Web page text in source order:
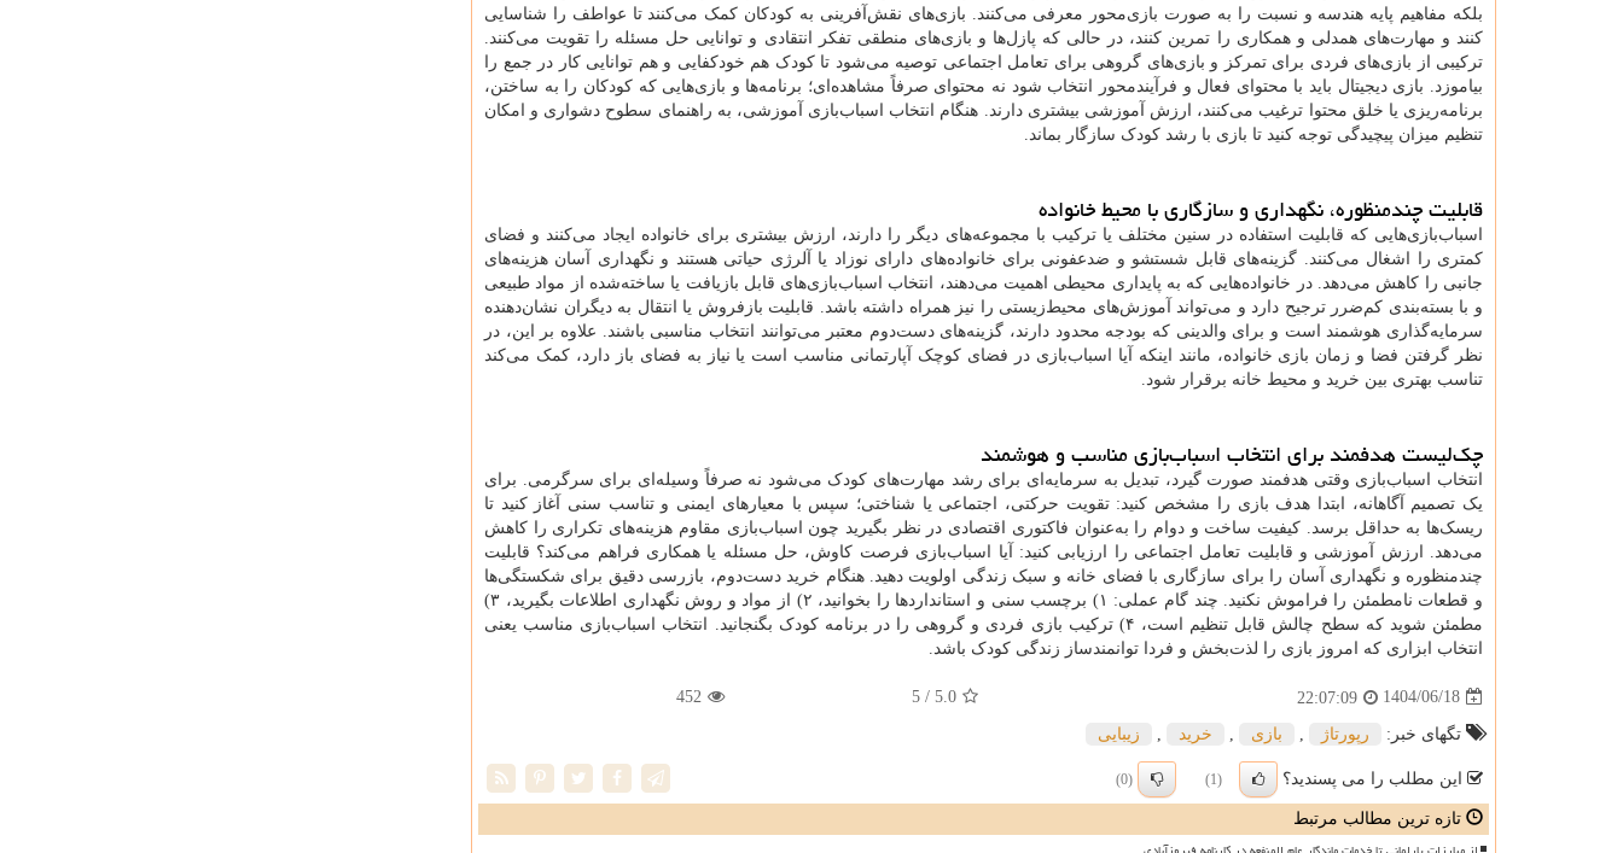
بلکه مفاهیم پایه هندسه و نسبت را به صورت بازی‌محور معرفی می‌کنند. بازی‌های نقش‌آفرینی به کودکان کمک می‌کنند تا عواطف را شناسایی
کنند و مهارت‌های همدلی و همکاری را تمرین کنند، در حالی که پازل‌ها و بازی‌های منطقی تفکر انتقادی و توانایی حل مسئله را تقویت می‌کنند.
ترکیبی از بازی‌های فردی برای تمرکز و بازی‌های گروهی برای تعامل اجتماعی توصیه می‌شود تا کودک هم خودکفایی و هم توانایی کار در جمع را
بیاموزد. بازی دیجیتال باید با محتوای فعال و فرآیندمحور انتخاب شود نه محتوای صرفاً مشاهده‌ای؛ برنامه‌ها و بازی‌هایی که کودکان را به ساختن،
برنامه‌ریزی یا خلق محتوا ترغیب می‌کنند، ارزش آموزشی بیشتری دارند. هنگام انتخاب اسباب‌بازی آموزشی، به راهنمای سطوح دشواری و امکان
تنظیم میزان پیچیدگی توجه کنید تا بازی با رشد کودک سازگار بماند.
قابلیت چندمنظوره، نگهداری و سازگاری با محیط خانواده
اسباب‌بازی‌هایی که قابلیت استفاده در سنین مختلف یا ترکیب با مجموعه‌های دیگر را دارند، ارزش بیشتری برای خانواده ایجاد می‌کنند و فضای
کمتری را اشغال می‌کنند. گزینه‌های قابل شستشو و ضدعفونی برای خانواده‌های دارای نوزاد یا آلرژی حیاتی هستند و نگهداری آسان هزینه‌های
جانبی را کاهش می‌دهد. در خانواده‌هایی که به پایداری محیطی اهمیت می‌دهند، انتخاب اسباب‌بازی‌های قابل بازیافت یا ساخته‌شده از مواد طبیعی
و با بسته‌بندی کم‌ضرر ترجیح دارد و می‌تواند آموزش‌های محیط‌زیستی را نیز همراه داشته باشد. قابلیت بازفروش یا انتقال به دیگران نشان‌دهنده
سرمایه‌گذاری هوشمند است و برای والدینی که بودجه محدود دارند، گزینه‌های دست‌دوم معتبر می‌توانند انتخاب مناسبی باشند. علاوه بر این، در
نظر گرفتن فضا و زمان بازی خانواده، مانند اینکه آیا اسباب‌بازی در فضای کوچک آپارتمانی مناسب است یا نیاز به فضای باز دارد، کمک می‌کند
تناسب بهتری بین خرید و محیط خانه برقرار شود.
چک‌لیست هدفمند برای انتخاب اسباب‌بازی مناسب و هوشمند
انتخاب اسباب‌بازی وقتی هدفمند صورت گیرد، تبدیل به سرمایه‌ای برای رشد مهارت‌های کودک می‌شود نه صرفاً وسیله‌ای برای سرگرمی. برای
یک تصمیم آگاهانه، ابتدا هدف بازی را مشخص کنید: تقویت حرکتی، اجتماعی یا شناختی؛ سپس با معیارهای ایمنی و تناسب سنی آغاز کنید تا
ریسک‌ها به حداقل برسد. کیفیت ساخت و دوام را به‌عنوان فاکتوری اقتصادی در نظر بگیرید چون اسباب‌بازی مقاوم هزینه‌های تکراری را کاهش
می‌دهد. ارزش آموزشی و قابلیت تعامل اجتماعی را ارزیابی کنید: آیا اسباب‌بازی فرصت کاوش، حل مسئله یا همکاری فراهم می‌کند؟ قابلیت
چندمنظوره و نگهداری آسان را برای سازگاری با فضای خانه و سبک زندگی اولویت دهید. هنگام خرید دست‌دوم، بازرسی دقیق برای شکستگی‌ها
و قطعات نامطمئن را فراموش نکنید. چند گام عملی: ۱) برچسب سنی و استانداردها را بخوانید، ۲) از مواد و روش نگهداری اطلاعات بگیرید، ۳)
مطمئن شوید که سطح چالش قابل تنظیم است، ۴) ترکیب بازی فردی و گروهی را در برنامه کودک بگنجانید. انتخاب اسباب‌بازی مناسب یعنی
انتخاب ابزاری که امروز بازی را لذت‌بخش و فردا توانمندساز زندگی کودک باشد.
1404/06/18
22:07:09
5.0
/ 5
452
تگهای خبر: رپورتاژ بازی خرید زیبایی
این مطلب را می پسندید؟ (1)
(0)
تازه ترین مطالب مرتبط